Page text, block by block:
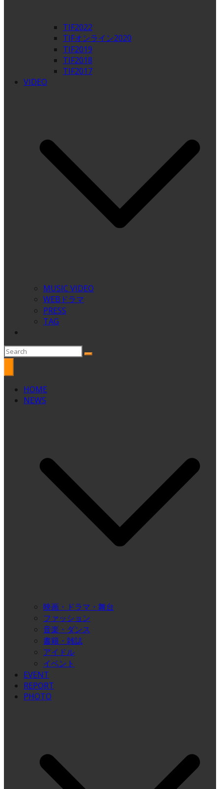
TIF2022
TIFオンライン2020
TIF2019
TIF2018
TIF2017
VIDEO
MUSIC VIDEO
WEBドラマ
PRESS
TAG
HOME
NEWS
映画・ドラマ・舞台
ファッション
音楽・ダンス
書籍・雑誌
アイドル
イベント
EVENT
REPORT
PHOTO